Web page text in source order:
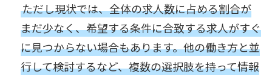
ただし現状では、全体の求人数に占める割合が
まだ少なく、希望する条件に合致する求人がすぐ
に見つからない場合もあります。他の働き方と並
行して検討するなど、複数の選択肢を持って情報